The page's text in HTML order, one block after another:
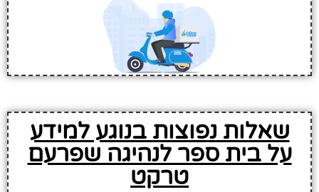
שאלות נפוצות בנוגע למידע
על בית ספר לנהיגה שפרעם
טרקט